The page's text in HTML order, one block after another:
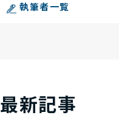
執筆者一覧
最新記事